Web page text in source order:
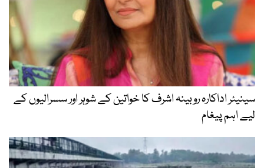
سینیئر اداکارہ روبینہ اشرف کا خواتین کے شوہر اور سسرالیوں کے
لیے اہم پیغام